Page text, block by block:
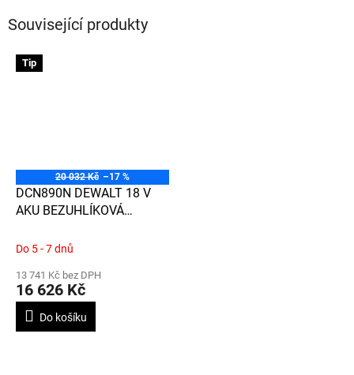
Související produkty
Tip
20 032 Kč –17 %
DCN890N DEWALT 18 V
AKU BEZUHLÍKOVÁ
BETONU, BEZ BATERIE A
KUFR
Do 5 - 7 dnů
13 741 Kč bez DPH
16 626 Kč
Do košíku